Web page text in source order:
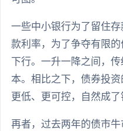
一些中小银行为了留住
款利率，为了争夺有限
下行。一升一降之间，
本。相比之下，债券投
更低、更可控，自然成了
再者，过去两年的债市